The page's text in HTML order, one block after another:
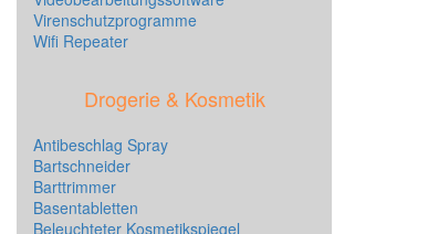
Virenschutzprogramme
Wifi Repeater
Drogerie & Kosmetik
Antibeschlag Spray
Bartschneider
Barttrimmer
Basentabletten
Beleuchteter Kosmetikspiegel